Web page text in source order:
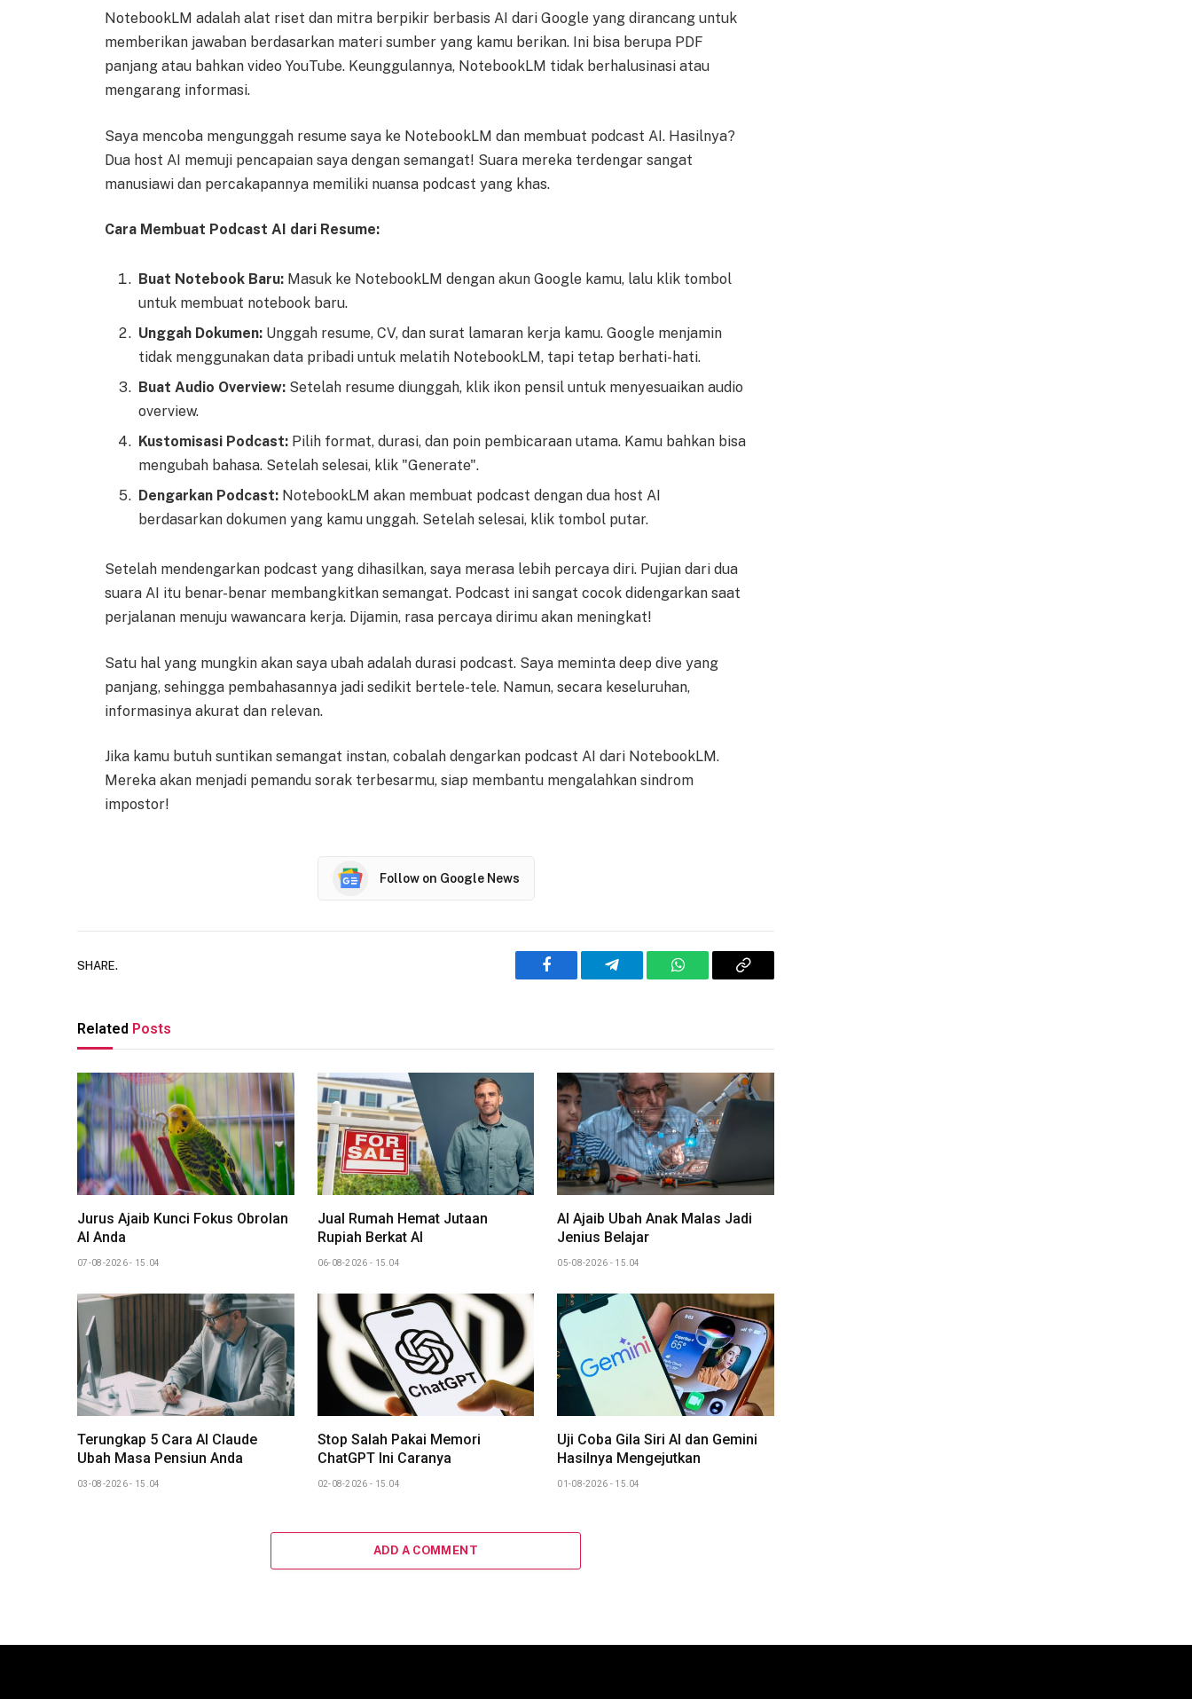
NotebookLM adalah alat riset dan mitra berpikir berbasis AI dari Google yang dirancang untuk
memberikan jawaban berdasarkan materi sumber yang kamu berikan. Ini bisa berupa PDF
panjang atau bahkan video YouTube. Keunggulannya, NotebookLM tidak berhalusinasi atau
mengarang informasi.
Saya mencoba mengunggah resume saya ke NotebookLM dan membuat podcast AI. Hasilnya?
Dua host AI memuji pencapaian saya dengan semangat! Suara mereka terdengar sangat
manusiawi dan percakapannya memiliki nuansa podcast yang khas.
Cara Membuat Podcast AI dari Resume:
Buat Notebook Baru:Masuk ke NotebookLM dengan akun Google kamu, lalu klik tombol
untuk membuat notebook baru.
Unggah Dokumen:Unggah resume, CV, dan surat lamaran kerja kamu. Google menjamin
tidak menggunakan data pribadi untuk melatih NotebookLM, tapi tetap berhati-hati.
Buat Audio Overview:Setelah resume diunggah, klik ikon pensil untuk menyesuaikan audio
overview.
Kustomisasi Podcast:Pilih format, durasi, dan poin pembicaraan utama. Kamu bahkan bisa
mengubah bahasa. Setelah selesai, klik "Generate".
Dengarkan Podcast:NotebookLM akan membuat podcast dengan dua host AI
berdasarkan dokumen yang kamu unggah. Setelah selesai, klik tombol putar.
Setelah mendengarkan podcast yang dihasilkan, saya merasa lebih percaya diri. Pujian dari dua
suara AI itu benar-benar membangkitkan semangat. Podcast ini sangat cocok didengarkan saat
perjalanan menuju wawancara kerja. Dijamin, rasa percaya dirimu akan meningkat!
Satu hal yang mungkin akan saya ubah adalah durasi podcast. Saya meminta deep dive yang
panjang, sehingga pembahasannya jadi sedikit bertele-tele. Namun, secara keseluruhan,
informasinya akurat dan relevan.
Jika kamu butuh suntikan semangat instan, cobalah dengarkan podcast AI dari NotebookLM.
Mereka akan menjadi pemandu sorak terbesarmu, siap membantu mengalahkan sindrom
impostor!
Follow on Google News
SHARE.
Facebook Telegram WhatsAppCopy
Related Posts
Jurus Ajaib Kunci Fokus Obrolan
AI Anda
07-08-2026 - 15.04
Jual Rumah Hemat Jutaan
Rupiah Berkat AI
06-08-2026 - 15.04
AI Ajaib Ubah Anak Malas Jadi
Jenius Belajar
05-08-2026 - 15.04
Terungkap 5 Cara AI Claude
Ubah Masa Pensiun Anda
03-08-2026 - 15.04
Stop Salah Pakai Memori
ChatGPT Ini Caranya
02-08-2026 - 15.04
Uji Coba Gila Siri AI dan Gemini
Hasilnya Mengejutkan
01-08-2026 - 15.04
ADD A COMMENT